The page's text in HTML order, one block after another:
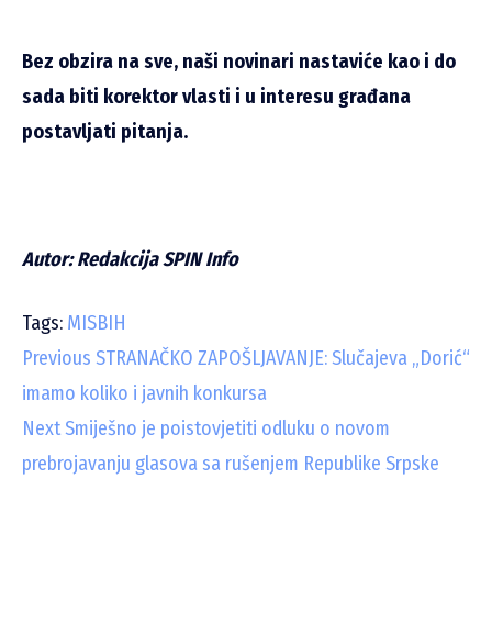
Bez obzira na sve, naši novinari nastaviće kao i do
sada biti korektor vlasti i u interesu građana
postavljati pitanja.
Autor: Redakcija SPIN Info
Tags: MISBIH
C
o
n
t
Previous STRANAČKO ZAPOŠLJAVANJE: Slučajeva „Dorić“
imamo koliko i javnih konkursa
NextSmiješno je poistovjetiti odluku o novom
prebrojavanju glasova sa rušenjem Republike Srpske